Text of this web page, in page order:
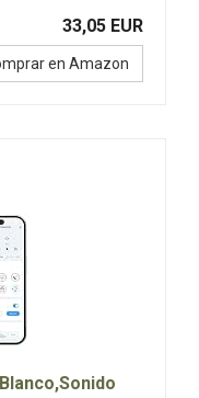
33,05 EUR
en Amazon